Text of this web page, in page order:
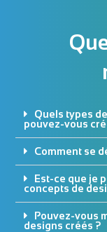
Quels types
pouvez-vous
Comment se
Est-ce que je
concepts de
Pouvez-vous
designs créés ?